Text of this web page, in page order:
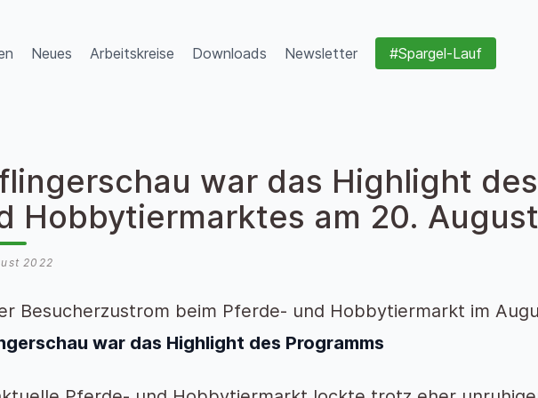
Neues Arbeitskreise Downloads Newsletter #Spargel-Lauf
war das Highlight
Hobbytiermarktes am 20. August
2022
Besucherzustrom beim Pferde- und Hobbytiermarkt im
war das Highlight des Programms